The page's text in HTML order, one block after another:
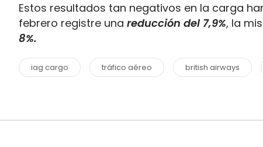
Estos resultados tan negativos en la carga
febrero registre una reducción del 7,9%, la
8%.
iag cargo tráfico aéreo british airways